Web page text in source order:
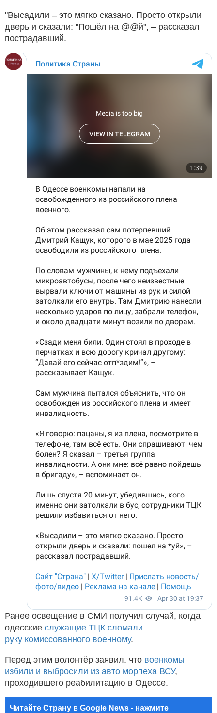
"Высадили – это мягко сказано. Просто открыли
дверь и сказали: "Пошёл на @@й", – рассказал
пострадавший.
Ранее освещение в СМИ получил случай, когда
одесские служащие ТЦК сломали
руку комиссованного военному.
Перед этим волонтёр заявил, что военкомы
избили и выбросили из авто морпеха ВСУ,
проходившего реабилитацию в Одессе.
Читайте Страну в Google News - нажмите